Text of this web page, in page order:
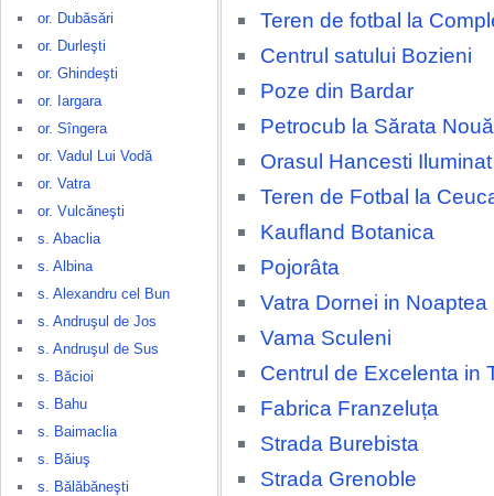
or. Dubăsări
or. Durleşti
or. Ghindeşti
or. Iargara
or. Sîngera
or. Vadul Lui Vodă
or. Vatra
or. Vulcăneşti
s. Abaclia
s. Albina
s. Alexandru cel Bun
s. Andruşul de Jos
s. Andruşul de Sus
s. Băcioi
s. Bahu
s. Baimaclia
s. Băiuş
s. Bălăbăneşti
Teren de fotbal la
Centrul satului Bozieni
Poze din Bardar
Petrocub la Sărata Nouă
Orasul Hancesti
Teren de Fotbal la
Kaufland Botanica
Pojorâta
Vatra Dornei in Noaptea
Vama Sculeni
Centrul de Excelenta in
Fabrica Franzeluța
Strada Burebista
Strada Grenoble